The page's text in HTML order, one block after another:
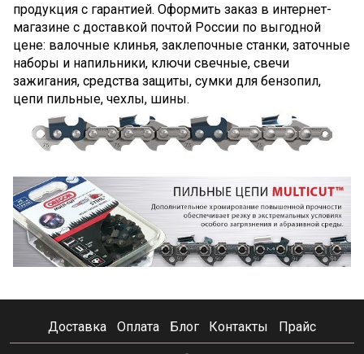
продукция с гарантией. Оформить заказ в интернет-
магазине с доставкой почтой России по выгодной
цене: валочные клинья, заклепочные станки, заточные
наборы и напильники, ключи свечные, свечи
зажигания, средства защиты, сумки для бензопил,
цепи пильные, чехлы, шины.
Доставка Оплата Блог Контакты Прайс